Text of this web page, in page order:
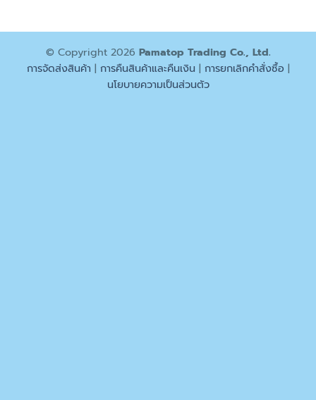
© Copyright 2026 Pamatop Trading Co., Ltd.
การจัดส่งสินค้า | การคืนสินค้าและคืนเงิน | การยกเลิกคำสั่งซื้อ |
นโยบายความเป็นส่วนตัว